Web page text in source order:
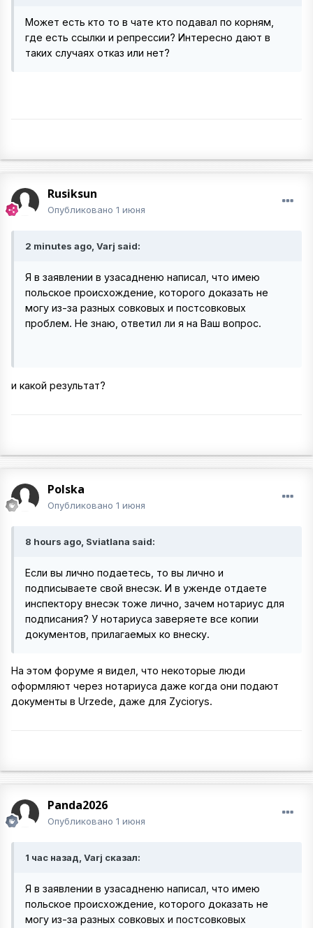
Может есть кто то в чате кто подавал по корням,
где есть ссылки и репрессии? Интересно дают в
таких случаях отказ или нет?
Rusiksun
Опубликовано 1 июня
2 minutes ago, Varj said:
Я в заявлении в узасадненю написал, что имею
польское происхождение, которого доказать не
могу из-за разных совковых и постсовковых
проблем. Не знаю, ответил ли я на Ваш вопрос.
и какой результат?
Polska
Опубликовано 1 июня
8 hours ago, Sviatlana said:
Если вы лично подаетесь, то вы лично и
подписываете свой внесэк. И в уженде отдаете
инспектору внесэк тоже лично, зачем нотариус для
подписания? У нотариуса заверяете все копии
документов, прилагаемых ко внеску.
На этом форуме я видел, что некоторые люди
оформляют через нотариуса даже когда они подают
документы в Urzede, даже для Zyciorys.
Panda2026
Опубликовано 1 июня
1 час назад, Varj сказал:
Я в заявлении в узасадненю написал, что имею
польское происхождение, которого доказать не
могу из-за разных совковых и постсовковых